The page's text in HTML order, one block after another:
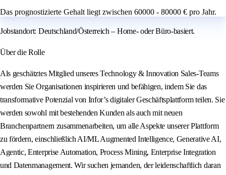
Das prognostizierte Gehalt liegt zwischen 60000 - 80000 € pro Jahr.
Jobstandort: Deutschland/Österreich – Home- oder Büro-basiert.
Über die Rolle
Als geschätztes Mitglied unseres Technology & Innovation Sales-Teams
werden Sie Organisationen inspirieren und befähigen, indem Sie das
transformative Potenzial von Infor’s digitaler Geschäftsplattform teilen. Sie
werden sowohl mit bestehenden Kunden als auch mit neuen
Branchenpartnern zusammenarbeiten, um alle Aspekte unserer Plattform
zu fördern, einschließlich AI/ML Augmented Intelligence, Generative AI,
Agentic, Enterprise Automation, Process Mining, Enterprise Integration
und Datenmanagement. Wir suchen jemanden, der leidenschaftlich daran